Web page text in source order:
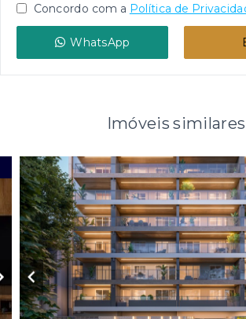
Concordo com a Política de
WhatsApp
Imóveis similares